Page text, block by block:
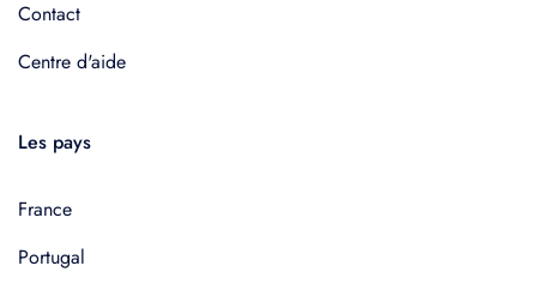
Contact
Centre d'aide
Les pays
France
Portugal